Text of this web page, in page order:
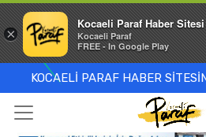
KOCAELİ PARAF HABER
×
Kocaeli Paraf Haber Sitesi
Kocaeli Paraf
FREE - In Google Play